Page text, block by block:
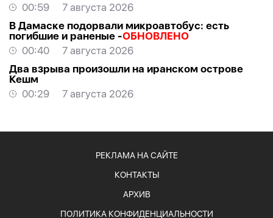
00:59
7 августа 2026
В Дамаске подорвали микроавтобус: есть
погибшие и раненые -ОБНОВЛЕНО
00:40
7 августа 2026
Два взрыва произошли на иранском острове
Кешм
00:29
7 августа 2026
РЕКЛАМА НА САЙТЕ
КОНТАКТЫ
АРХИВ
ПОЛИТИКА КОНФИДЕНЦИАЛЬНОСТИ